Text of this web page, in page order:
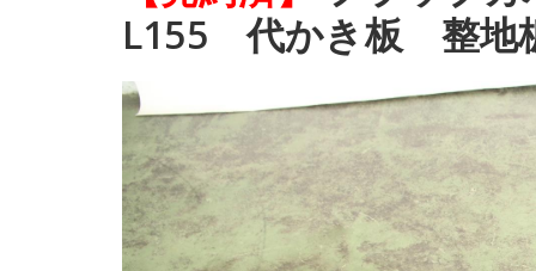
L155 代かき板 整